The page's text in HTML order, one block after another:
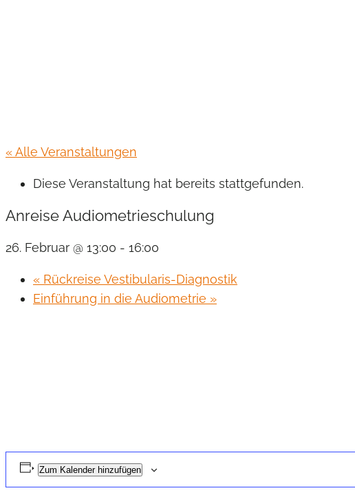
« Alle Veranstaltungen
Diese Veranstaltung hat bereits stattgefunden.
Anreise Audiometrieschulung
26. Februar @ 13:00 - 16:00
« Rückreise Vestibularis-Diagnostik
Einführung in die Audiometrie »
Zum Kalender hinzufügen